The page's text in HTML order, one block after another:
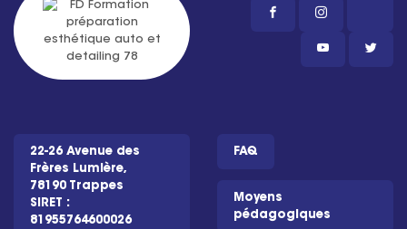
22-26 Avenue des
Frères Lumière,
78190 Trappes
SIRET :
81955764600026
FAQ
Moyens
pédagogiques